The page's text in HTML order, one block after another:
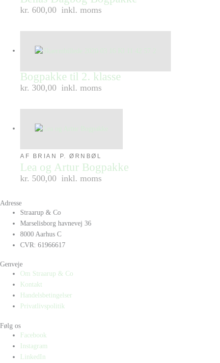
kr. 600,00 inkl. moms
Bogpakke til 2. klasse
kr. 300,00 inkl. moms
AF BRIAN P. ØRNBØL
Lea og Artur Bogpakke
kr. 500,00 inkl. moms
Adresse
Straarup & Co
Marselisborg havnevej 36
8000 Aarhus C
CVR: 61966617
Genveje
Om Straarup & Co
Kontakt
Handelsbetingelser
Privatlivspolitik
Følg os
Facebook
Instagram
LinkedIn